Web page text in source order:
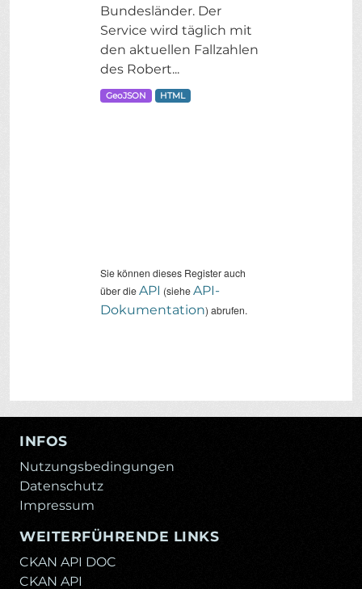
Bundesländer. Der
Service wird täglich mit
den aktuellen Fallzahlen
des Robert...
GeoJSON HTML
Sie können dieses Register auch
über dieAPI (sieheAPI-
Dokumentation) abrufen.
INFOS
Nutzungsbedingungen
Datenschutz
Impressum
WEITERFÜHRENDE LINKS
CKAN API DOC
CKAN API